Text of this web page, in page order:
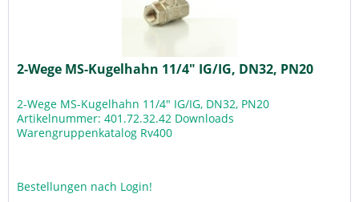
2-Wege MS-Kugelhahn 11/4" IG/IG, DN32, PN20
2-Wege MS-Kugelhahn 11/4" IG/IG, DN32, PN20
Artikelnummer: 401.72.32.42 Downloads
Warengruppenkatalog Rv400
Bestellungen nach Login!